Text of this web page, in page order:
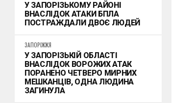
У ЗАПОРІЗЬКОМУ РАЙОНІ
ВНАСЛІДОК АТАКИ БПЛА
ПОСТРАЖДАЛИ ДВОЄ ЛЮДЕЙ
ЗАПОРІЖЖЯ
У ЗАПОРІЗЬКІЙ ОБЛАСТІ
ВНАСЛІДОК ВОРОЖИХ АТАК
ПОРАНЕНО ЧЕТВЕРО МИРНИХ
МЕШКАНЦІВ, ОДНА ЛЮДИНА
ЗАГИНУЛА